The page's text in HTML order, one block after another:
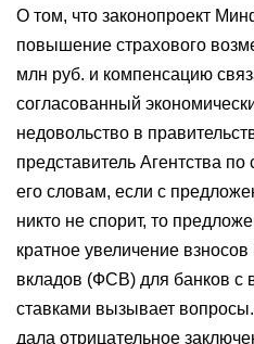
О том, что законопроект
повышение страхового
млн руб. и компенсацию
согласованный
недовольство в
представитель Агентства
его словам, если с
никто не спорит, то
кратное увеличение
вкладов (ФСВ) для банков с
ставками вызывает
дала отрицательное